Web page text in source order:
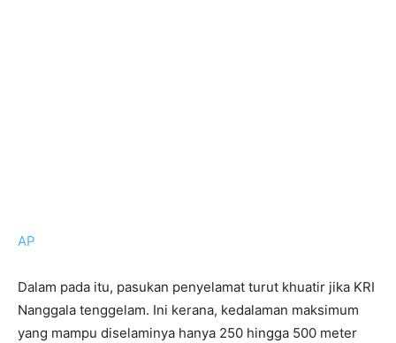
AP
Dalam pada itu, pasukan penyelamat turut khuatir jika KRI
Nanggala tenggelam. Ini kerana, kedalaman maksimum
yang mampu diselaminya hanya 250 hingga 500 meter